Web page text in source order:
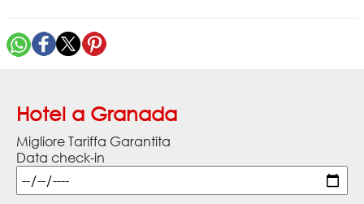
Hotel a Granada
Migliore Tariffa Garantita
Data check-in